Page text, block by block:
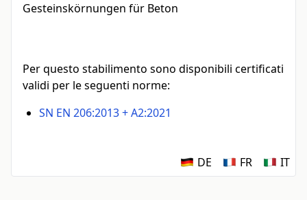
Gesteinskörnungen für Beton
Per questo stabilimento sono disponibili certificati
validi per le seguenti norme:
SN EN 206:2013 + A2:2021
DE FR IT